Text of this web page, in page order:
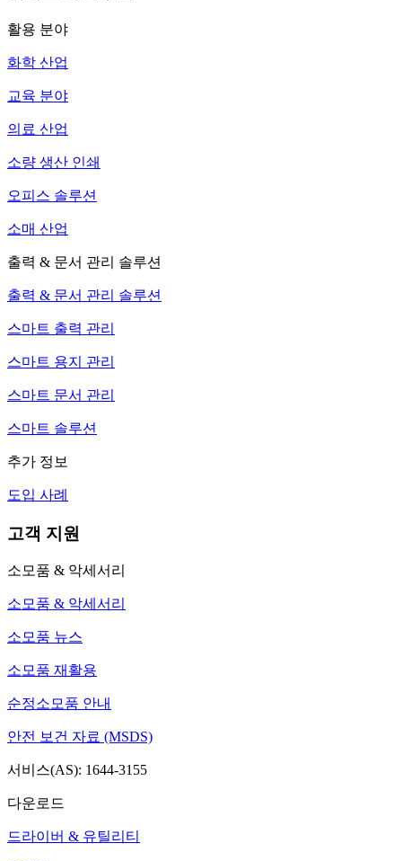
활용 분야
화학 산업
교육 분야
의료 산업
소량 생산 인쇄
오피스 솔루션
소매 산업
출력 & 문서 관리 솔루션
출력 & 문서 관리 솔루션
스마트 출력 관리
스마트 용지 관리
스마트 문서 관리
스마트 솔루션
추가 정보
도입 사례
고객 지원
소모품 & 악세서리
소모품 & 악세서리
소모품 뉴스
소모품 재활용
순정소모품 안내
안전 보건 자료 (MSDS)
서비스(AS): 1644-3155
다운로드
드라이버 & 유틸리티